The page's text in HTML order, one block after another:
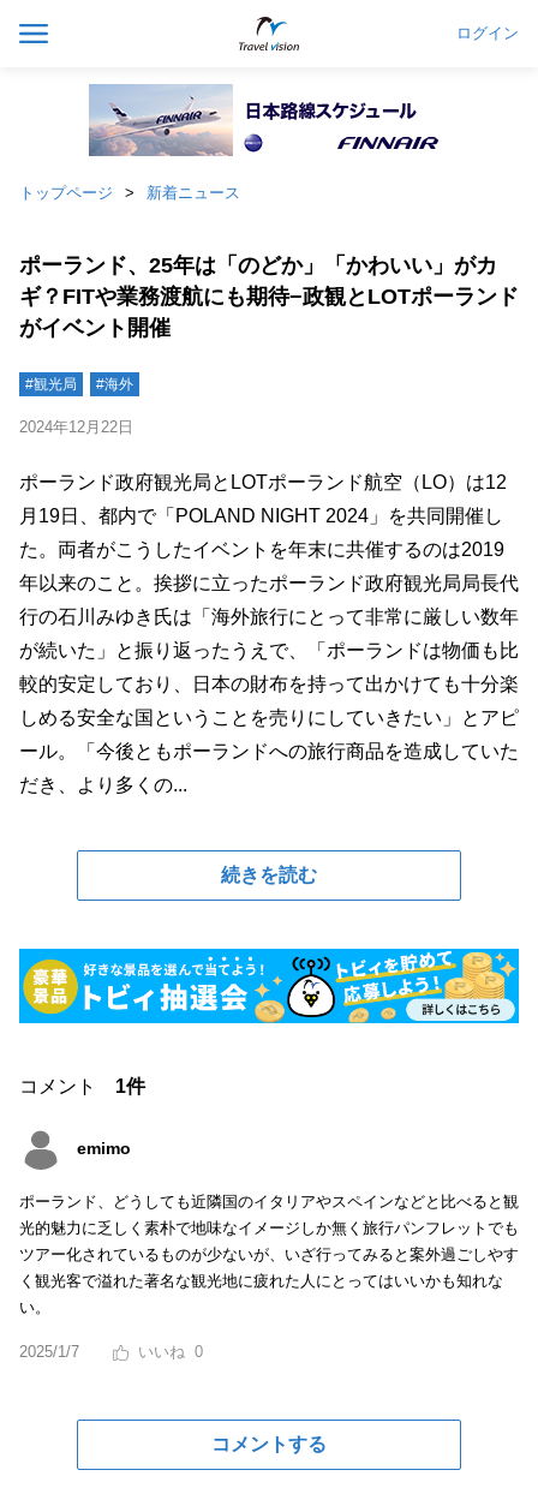
ログイン
トップページ 新着ニュース
ポーランド、25年は「のどか」「かわいい」がカ
ギ？FITや業務渡航にも期待−政観とLOTポーランド
がイベント開催
#観光局 #海外
2024年12月22日
ポーランド政府観光局とLOTポーランド航空（LO）は12
月19日、都内で「POLAND NIGHT 2024」を共同開催し
た。両者がこうしたイベントを年末に共催するのは2019
年以来のこと。挨拶に立ったポーランド政府観光局局長代
行の石川みゆき氏は「海外旅行にとって非常に厳しい数年
が続いた」と振り返ったうえで、「ポーランドは物価も比
較的安定しており、日本の財布を持って出かけても十分楽
しめる安全な国ということを売りにしていきたい」とアピ
ール。「今後ともポーランドへの旅行商品を造成していた
だき、より多くの...
続きを読む
コメント 1件
emimo
ポーランド、どうしても近隣国のイタリアやスペインなどと比べると観
光的魅力に乏しく素朴で地味なイメージしか無く旅行パンフレットでも
ツアー化されているものが少ないが、いざ行ってみると案外過ごしやす
く観光客で溢れた著名な観光地に疲れた人にとってはいいかも知れな
い。
2025/1/7 0
コメントする